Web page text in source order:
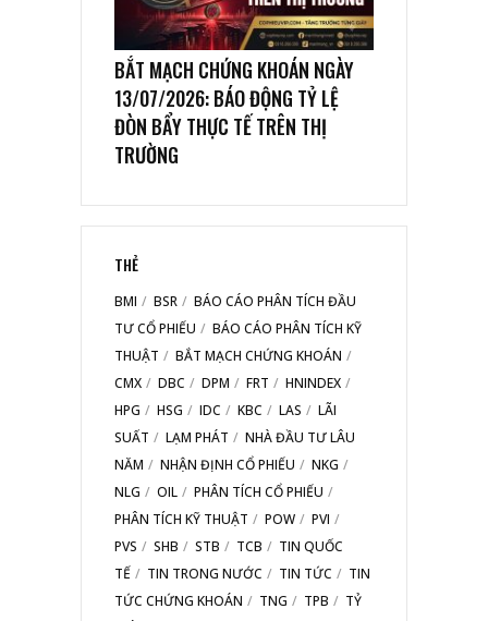
BẮT MẠCH CHỨNG KHOÁN NGÀY
13/07/2026: BÁO ĐỘNG TỶ LỆ
ĐÒN BẨY THỰC TẾ TRÊN THỊ
TRƯỜNG
THẺ
BMI BSR
BÁO CÁO PHÂN TÍCH ĐẦU
TƯ CỔ PHIẾU
BÁO CÁO PHÂN TÍCH KỸ
THUẬT
BẮT MẠCH CHỨNG KHOÁN
CMX
DBC DPM FRT
HNINDEX
HPG
HSG IDC KBC LAS
LÃI
SUẤT
LẠM PHÁT
NHÀ ĐẦU TƯ LÂU
NĂM
NHẬN ĐỊNH CỔ PHIẾU
NKG
NLG
OIL
PHÂN TÍCH CỔ PHIẾU
PHÂN TÍCH KỸ THUẬT
POW
PVI
PVS
SHB STB TCB
TIN QUỐC
TẾ
TIN TRONG NƯỚC TIN TỨC
TIN
TỨC CHỨNG KHOÁN
TNG TPB
TỶ